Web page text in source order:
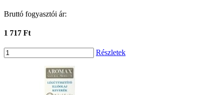
Bruttó fogyasztói ár:
1 717 Ft
Részletek